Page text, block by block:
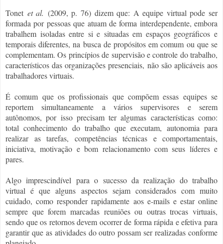
Tonet et al. (2009, p. 76) dizem que: A equipe virtual pode ser
formada por pessoas que atuam de forma interdependente, embora
trabalhem isoladas entre si e situadas em espaços geográficos e
temporais diferentes, na busca de propósitos em comum ou que se
complementam. Os princípios de supervisão e controle do trabalho,
característicos das organizações presenciais, não são aplicáveis aos
trabalhadores virtuais.
É comum que os profissionais que compõem essas equipes se
reportem simultaneamente a vários supervisores e serem
autônomos, por isso precisam ter algumas características como:
total conhecimento do trabalho que executam, autonomia para
realizar as tarefas, competências técnicas e comportamentais,
iniciativa, motivação e bom relacionamento com seus líderes e
pares.
Algo imprescindível para o sucesso da realização do trabalho
virtual é que alguns aspectos sejam considerados com muito
cuidado, como responder rapidamente aos e-mails e estar online
sempre que forem marcadas reuniões ou outras trocas virtuais,
sendo que os retornos devem ocorrer de forma rápida e efetiva para
garantir que as atividades do outro possam ser realizadas conforme